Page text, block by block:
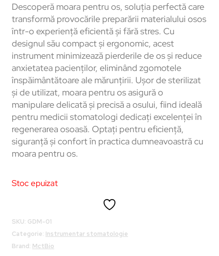
Descoperă moara pentru os, soluția perfectă care
transformă provocările preparării materialului osos
într-o experiență eficientă și fără stres. Cu
designul său compact și ergonomic, acest
instrument minimizează pierderile de os și reduce
anxietatea pacienților, eliminând zgomotele
înspăimântătoare ale mărunțirii. Ușor de sterilizat
și de utilizat, moara pentru os asigură o
manipulare delicată și precisă a osului, fiind ideală
pentru medicii stomatologi dedicați excelenței în
regenerarea osoasă. Optați pentru eficiență,
siguranță și confort în practica dumneavoastră cu
moara pentru os.
Stoc epuizat
SKU: GDM-01
Categorie: Instrumentar stomatologie
Brand: MctBio